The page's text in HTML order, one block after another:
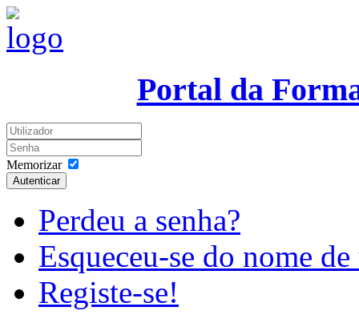
Portal da
Memorizar
Autenticar
Perdeu a senha?
Esqueceu-se do nome
Registe-se!